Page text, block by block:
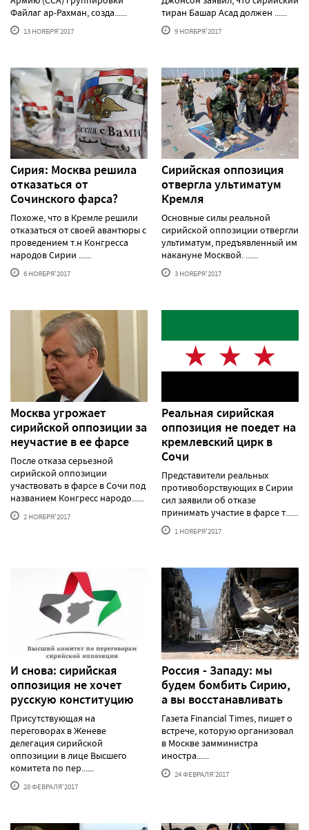
Файлаг ар-Рахман, созда......
13 НОЯБРЯ'2017
тиран Башар Асад должен ......
9 НОЯБРЯ'2017
Сирия: Москва решила
отказаться от
Сочинского фарса?
Похоже, что в Кремле решили
отказаться от своей авантюры с
проведением т.н Конгресса
народов Сирии ......
6 НОЯБРЯ'2017
Сирийская оппозиция
отвергла ультиматум
Кремля
Основные силы реальной
сирийской оппозиции отвергли
ультиматум, предъявленный им
накануне Москвой. ......
3 НОЯБРЯ'2017
Москва угрожает
сирийской оппозиции за
неучастие в ее фарсе
После отказа серьезной
сирийской оппозиции
участвовать в фарсе в Сочи под
названием Конгресс народо......
2 НОЯБРЯ'2017
Реальная сирийская
оппозиция не поедет на
кремлевский цирк в
Сочи
Представители реальных
противоборствующих в Сирии
сил заявили об отказе
принимать участие в фарсе т......
1 НОЯБРЯ'2017
И снова: сирийская
оппозиция не хочет
русскую конституцию
Присутствующая на
переговорах в Женеве
делегация сирийской
оппозиции в лице Высшего
комитета по пер......
28 ФЕВРАЛЯ'2017
Россия - Западу: мы
будем бомбить Сирию,
а вы восстанавливать
Газета Financial Times, пишет о
встрече, которую организовал
в Москве замминистра
иностра......
24 ФЕВРАЛЯ'2017